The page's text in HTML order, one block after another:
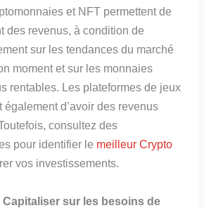
et NFT permettent de
des revenus, à condition de
sur les tendances du marché
moment et sur les monnaies
rentables. Les plateformes de jeux
d’avoir des revenus
consultez des
pour identifier le meilleur Crypto
vos investissements.
sur les besoins de